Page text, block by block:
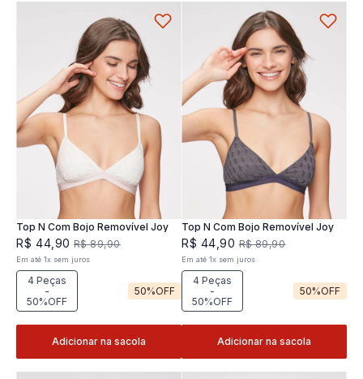
Top N Com Bojo Removível Joy
R$ 44,90 R$ 89,90
Em até1x sem juros
4 Peças
-
50%OFF
50%OFF
Adicionar na sacola
Top N Com Bojo Removível Joy
R$ 44,90 R$ 89,90
Em até 1x sem juros
4 Peças
-
50%OFF
50%OFF
Adicionar na sacola